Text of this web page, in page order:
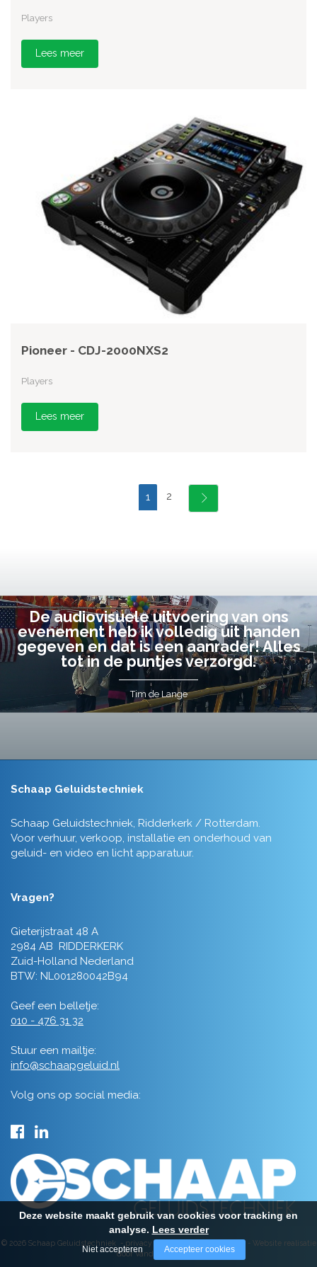
Players
Lees meer
Pioneer - CDJ-2000NXS2
Players
Lees meer
1 2
De audiovisuele uitvoering van ons
evenement heb ik volledig uit handen
gegeven en dat is een aanrader! Alles
tot in de puntjes verzorgd.
Tim de Lange
Schaap Geluidstechniek
Schaap Geluidstechniek, Ridderkerk / Rotterdam.
Voor verhuur, verkoop, installatie en onderhoud van
geluid- en video en licht apparatuur.
Vragen?
Gieterijstraat 48 A
2984 AB RIDDERKERK
Zuid-Holland Nederland
BTW: NL001280042B94
Geef een belletje:
010 - 476 31 32
Stuur een mailtje:
info@schaapgeluid.nl
Volg ons op social media:
© 2026 Schaap Geluidstechniek - privacy - algemene voorwaarden- Website realisatie
door Vanderperk Groep
Deze website maakt gebruik van cookies voor tracking en
analyse. Lees verder
Niet accepteren Accepteer cookies